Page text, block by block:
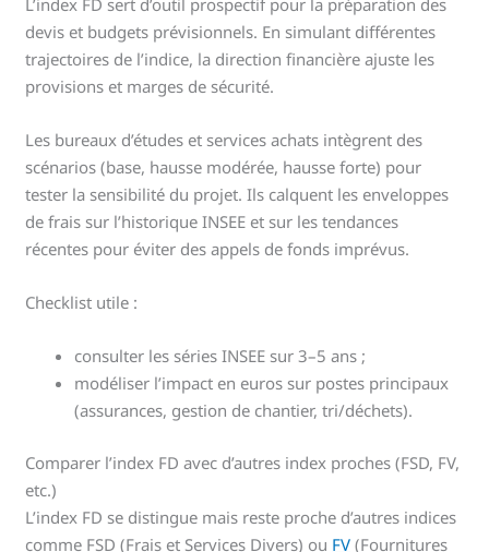
L’index FD sert d’outil prospectif pour la préparation des
devis et budgets prévisionnels. En simulant différentes
trajectoires de l’indice, la direction financière ajuste les
provisions et marges de sécurité.
Les bureaux d’études et services achats intègrent des
scénarios (base, hausse modérée, hausse forte) pour
tester la sensibilité du projet. Ils calquent les enveloppes
de frais sur l’historique INSEE et sur les tendances
récentes pour éviter des appels de fonds imprévus.
Checklist utile :
consulter les séries INSEE sur 3–5 ans ;
modéliser l’impact en euros sur postes principaux
(assurances, gestion de chantier, tri/déchets).
Comparer l’index FD avec d’autres index proches (FSD, FV,
etc.)
L’index FD se distingue mais reste proche d’autres indices
comme FSD (Frais et Services Divers) ou FV (Fournitures